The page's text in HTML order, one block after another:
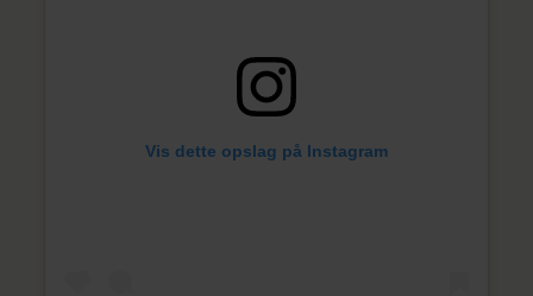
Vis dette opslag på Instagram